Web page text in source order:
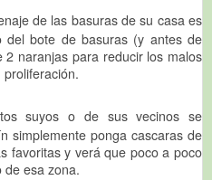
de las basuras de su casa es
del bote de basuras (y antes de
naranjas para reducir los malos
suyos o de sus vecinos se
simplemente ponga cascaras de
favoritas y verá que poco a poco
de esa zona.